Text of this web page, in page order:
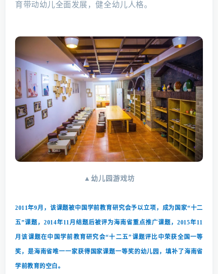
育带动幼儿全面发展，健全幼儿人格。
▲幼儿园游戏坊
2011年9月，该课题被中国学前教育研究会予以立项，成为国家“十二
五”课题，2014年11月结题后被评为海南省重点推广课题，2015年11
月该课题在中国学前教育研究会“十二五”课题评比中荣获全国一等
奖，是海南省唯一一家获得国家课题一等奖的幼儿园，填补了海南省
学前教育的空白。